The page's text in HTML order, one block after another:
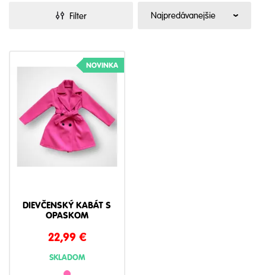
Filter
NOVINKA
DIEVČENSKÝ KABÁT S
OPASKOM
22,99 €
SKLADOM